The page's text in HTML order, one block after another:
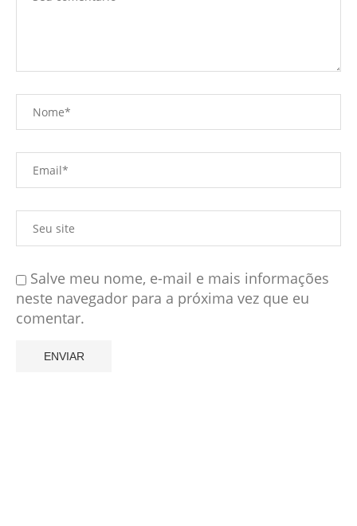
Salve meu nome, e-mail e mais informações
neste navegador para a próxima vez que eu
comentar.